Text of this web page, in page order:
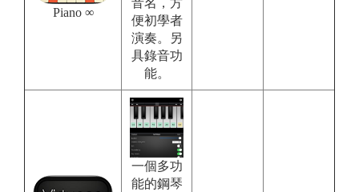
Piano ∞
音名，方
便初學者
演奏。另
具錄音功
能。
一個多功
能的鋼琴